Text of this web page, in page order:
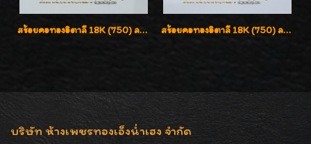
สร้อยคอทองอิตาลี 18K (750) ลายยินตันแกะมูนคัดสวย ลายนี้เงามากๆค่ะ ใส่ทนแข็งแรง สร้อยคอทองอิตาลี 18K (750) ลายสวยตัดเหลี่ยมคมชัด ใส่สวยน่ารักค่ะ
บริษัท ห้างเพชรทองเอ็งน่ำเฮง จำกัด